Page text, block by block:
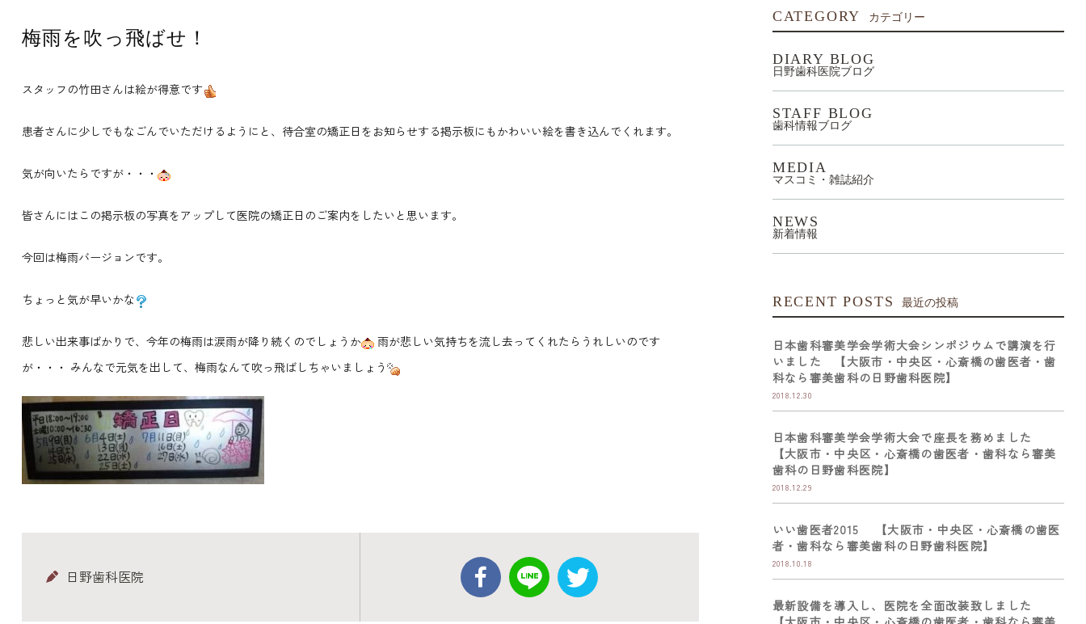
梅雨を吹っ飛ばせ！
スタッフの竹田さんは絵が得意です
患者さんに少しでもなごんでいただけるようにと、待合室の矯正日をお知らせする掲示板にもかわいい絵を書き込んでくれます。
気が向いたらですが・・・
皆さんにはこの掲示板の写真をアップして医院の矯正日のご案内をしたいと思います。
今回は梅雨バージョンです。
ちょっと気が早いかな
悲しい出来事ばかりで、今年の梅雨は涙雨が降り続くのでしょうか
雨が悲しい気持ちを流し去ってくれたらうれしいのです
が・・・ みんなで元気を出して、梅雨なんて吹っ飛ばしちゃいましょう
日野歯科医院
CATEGORY カテゴリー
DIARY BLOG
日野歯科医院ブログ
STAFF BLOG
歯科情報ブログ
MEDIA
マスコミ・雑誌紹介
NEWS
新着情報
RECENT POSTS 最近の投稿
日本歯科審美学会学術大会シンポジウムで講演を行
いました 【大阪市・中央区・心斎橋の歯医者・歯
科なら審美歯科の日野歯科医院】
2018.12.30
日本歯科審美学会学術大会で座長を務めました
【大阪市・中央区・心斎橋の歯医者・歯科なら審美
歯科の日野歯科医院】
2018.12.29
いい歯医者2015 【大阪市・中央区・心斎橋の歯医
者・歯科なら審美歯科の日野歯科医院】
2018.10.18
最新設備を導入し、医院を全面改装致しました